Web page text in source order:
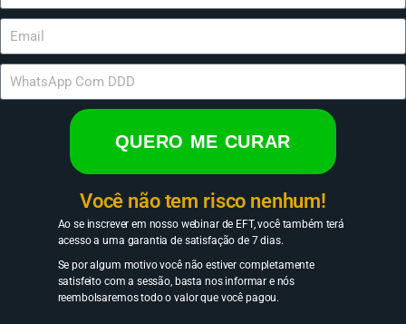
QUERO ME CURAR
Você não tem risco nenhum!
Ao se inscrever em nosso webinar de EFT, você também terá
acesso a uma garantia de satisfação de 7 dias.
Se por algum motivo você não estiver completamente
satisfeito com a sessão, basta nos informar e nós
reembolsaremos todo o valor que você pagou.